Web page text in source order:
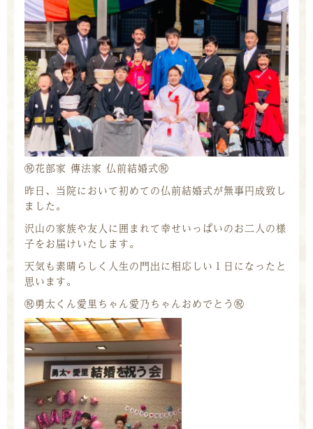
㊗️花部家 傳法家 仏前結婚式㊗️
昨日、当院において初めての仏前結婚式が無事円成致し
ました。
沢山の家族や友人に囲まれて幸せいっぱいのお二人の様
子をお届けいたします。
天気も素晴らしく人生の門出に相応しい１日になったと
思います。
㊗️勇太くん愛里ちゃん愛乃ちゃんおめでとう㊗️